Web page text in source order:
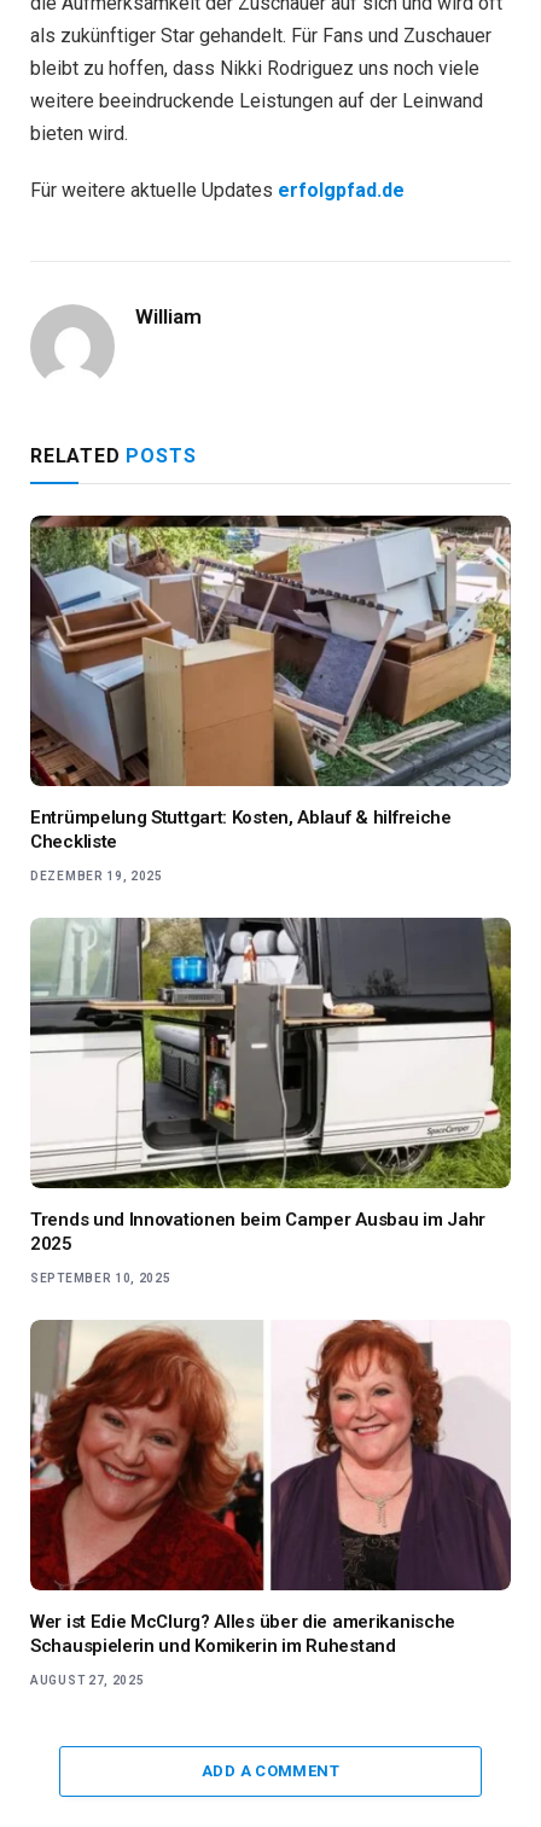
als zukünftiger Star gehandelt. Für Fans und Zuschauer
bleibt zu hoffen, dass Nikki Rodriguez uns noch viele
weitere beeindruckende Leistungen auf der Leinwand
bieten wird.
Für weitere aktuelle Updates erfolgpfad.de
William
RELATED POSTS
Entrümpelung Stuttgart: Kosten, Ablauf & hilfreiche
Checkliste
DEZEMBER 19, 2025
Trends und Innovationen beim Camper Ausbau im Jahr
2025
SEPTEMBER 10, 2025
Wer ist Edie McClurg? Alles über die amerikanische
Schauspielerin und Komikerin im Ruhestand
AUGUST 27, 2025
ADD A COMMENT